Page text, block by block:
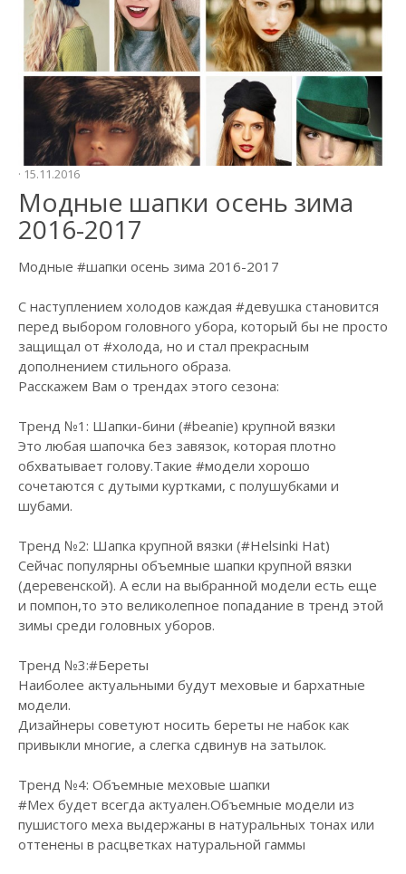
КУРС “СТИЛЬ ДЛЯ
СЕБЕ”
КУРС
“ПЕРСОНАЛЬНИЙ
СТИЛІСТ”
КУРС “ЧОЛОВІЧИЙ
СТИЛИСТ”
НАШІ
КОНТАКТИ
BLOG
· 15.11.2016
Модные шапки осень зима
2016-2017
Модные #шапки осень зима 2016-2017
С наступлением холодов каждая #девушка становится
перед выбором головного убора, который бы не просто
защищал от #холода, но и стал прекрасным
дополнением стильного образа.
Расскажем Вам о трендах этого сезона:
Тренд №1: Шапки-бини (#beanie) крупной вязки
Это любая шапочка без завязок, которая плотно
обхватывает голову.Такие #модели хорошо
сочетаются с дутыми куртками, с полушубками и
шубами.
Тренд №2: Шапка крупной вязки (#Helsinki Hat)
Сейчас популярны объемные шапки крупной вязки
(деревенской). А если на выбранной модели есть еще
и помпон,то это великолепное попадание в тренд этой
зимы среди головных уборов.
Тренд №3:#Береты
Наиболее актуальными будут меховые и бархатные
модели.
Дизайнеры советуют носить береты не набок как
привыкли многие, а слегка сдвинув на затылок.
Тренд №4: Объемные меховые шапки
#Мехбудет всегда актуален.Объемные модели из
пушистого меха выдержаны в натуральных тонах или
оттенены в расцветках натуральной гаммы